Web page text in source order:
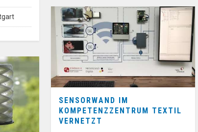
SENSORWAND IM
KOMPETENZZENTRUM TEXTIL
VERNETZT